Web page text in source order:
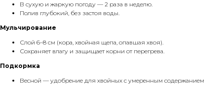
В сухую и жаркую погоду — 2 раза в неделю.
Полив глубокий, без застоя воды.
Мульчирование
Слой 6–8 см (кора, хвойная щепа, опавшая хвоя).
Сохраняет влагу и защищает корни от перегрева.
Подкормка
Весной — удобрение для хвойных с умеренным содержанием